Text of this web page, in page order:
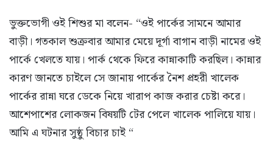
ভুক্তভোগী ওই শিশুর মা বলেন- “ওই পার্কের সামনে আমার
বাড়ী। গতকাল শুক্রবার আমার মেয়ে দূর্গা বাগান বাড়ী নামের ওই
পার্কে খেলতে যায়। পার্ক থেকে ফিরে কান্নাকাটি করছিল। কান্নার
কারণ জানতে চাইলে সে জানায় পার্কের নৈশ প্রহরী খালেক
পার্কের রান্না ঘরে ডেকে নিয়ে খারাপ কাজ করার চেষ্টা করে।
আশেপাশের লোকজন বিষয়টি টের পেলে খালেক পালিয়ে যায়।
আমি এ ঘটনার সুষ্ঠু বিচার চাই “